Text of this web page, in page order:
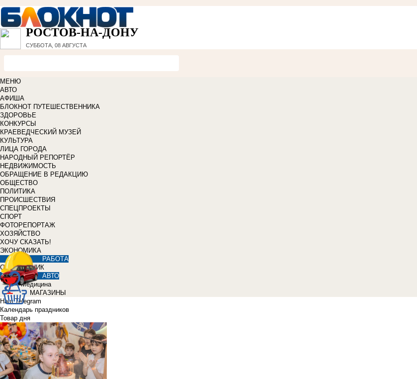
РОСТОВ-НА-ДОНУ
СУББОТА, 08 АВГУСТА
МЕНЮ
АВТО
АФИША
БЛОКНОТ ПУТЕШЕСТВЕННИКА
ЗДОРОВЬЕ
КОНКУРСЫ
КРАЕВЕДЧЕСКИЙ МУЗЕЙ
КУЛЬТУРА
ЛИЦА ГОРОДА
НАРОДНЫЙ РЕПОРТЁР
НЕДВИЖИМОСТЬ
ОБРАЩЕНИЕ В РЕДАКЦИЮ
ОБЩЕСТВО
ПОЛИТИКА
ПРОИСШЕСТВИЯ
СПЕЦПРОЕКТЫ
СПОРТ
ФОТОРЕПОРТАЖ
ХОЗЯЙСТВО
ХОЧУ СКАЗАТЬ!
ЭКОНОМИКА
РАБОТА
СПРАВОЧНИК
АВТО
Медицина
МАГАЗИНЫ
Наш Telegram
Календарь праздников
Товар дня